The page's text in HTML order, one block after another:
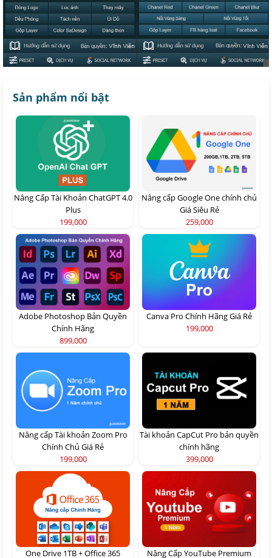
Sản phẩm nổi bật
Nâng Cấp Tài Khoản ChatGPT 4.0
Plus
199,000
Nâng cấp Google One chính chủ
Giá Siêu Rẻ
259,000
Adobe Photoshop Bản Quyền
Chính Hãng
899,000
Canva Pro Chính Hãng Giá Rẻ
199,000
Nâng cấp Tài khoản Zoom Pro
Chính Chủ Giá Rẻ
199,000
Tài khoản CapCut Pro bản quyền
chính hãng
399,000
One Drive 1TB + Office 365
Nâng Cấp YouTube Premium